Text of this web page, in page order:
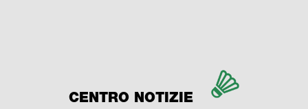
CENTRO NOTIZIE